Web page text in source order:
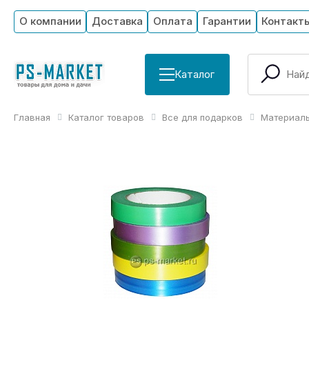
О компании Доставка Оплата Гарантии
Каталог
Главная Каталог товаров Все для подарков